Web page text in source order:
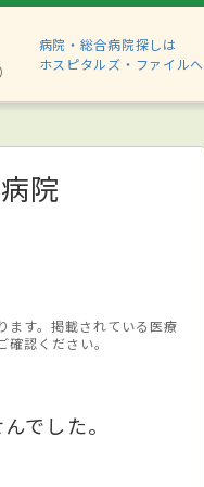
病院・総合病院探しは
ホスピタルズ・ファイルへ
院
す。掲載されている医療
認ください。
でした。